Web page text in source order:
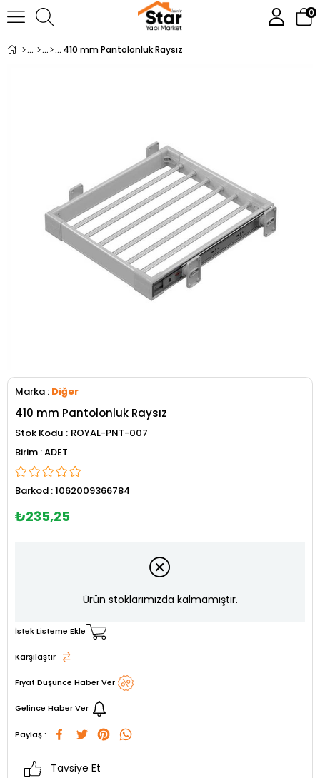
0
410 mm Pantolonluk Raysız
Marka : Diğer
410 mm Pantolonluk Raysız
Stok Kodu
ROYAL-PNT-007
ADET
Barkod :1062009366784
₺235,25
Ürün stoklarımızda kalmamıştır.
İstek Listeme Ekle
Karşılaştır
Fiyat Düşünce Haber Ver
Gelince Haber Ver
Paylaş :
Tavsiye Et